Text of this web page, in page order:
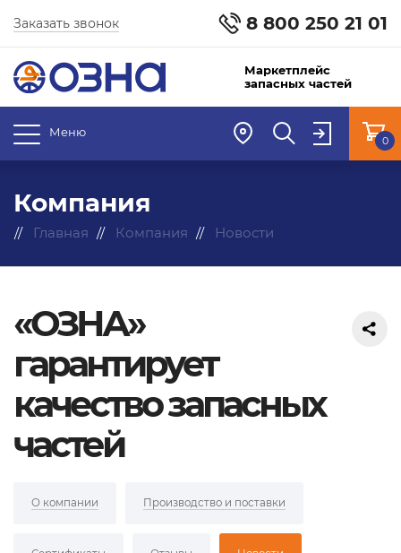
8 800 250 21 01
Заказать звонок
Маркетплейс
запасных частей
Меню
0
Компания
Главная Компания Новости
«ОЗНА»
гарантирует
качество запасных
частей
О компании Производство и поставки